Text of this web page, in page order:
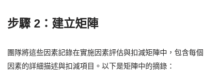
步驟 2：建立矩陣
團隊將這些因素記錄在實施因素評估與扣減矩陣中，包含每個
因素的詳細描述與扣減項目。以下是矩陣中的摘錄：